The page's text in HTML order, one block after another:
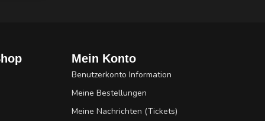
Mein Konto
Benutzerkonto Information
Meine Bestellungen
Meine Nachrichten (Tickets)